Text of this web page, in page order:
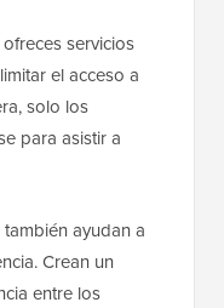
ofreces servicios
el acceso a
solo los
para asistir a
ayudan a
Crean un
entre los